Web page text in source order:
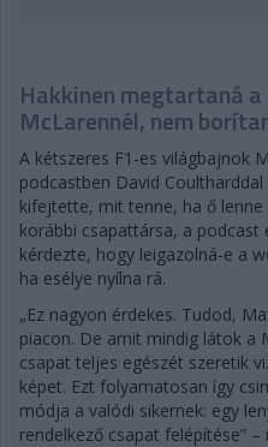
Hakkinen megtartaná
McLarennél, nem
A kétszeres F1-es világbajnok
podcastben David
kifejtette, mit tenne, ha ő
korábbi csapattársa, a podcast
kérdezte, hogy leigazolná-e a
ha esélye nyílna rá.
„Ez nagyon érdekes. Tudod,
piacon. De amit mindig látok a
csapat teljes egészét szeretik
képet. Ezt folyamatosan így
módja a valódi sikernek: egy
rendelkező csapat felépítése”